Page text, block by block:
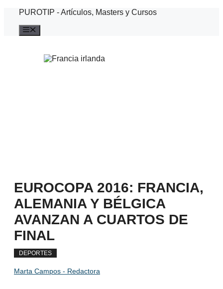
Saltar
contenido
PUROTIP - Artículos, Masters y Cursos
EUROCOPA 2016: FRANCIA,
ALEMANIA Y BÉLGICA
AVANZAN A CUARTOS DE
FINAL
DEPORTES
Marta Campos - Redactora